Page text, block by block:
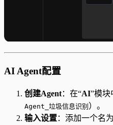
AI Agent配置
创建Agent：在“AI”模块
Agent_垃圾信息识别）。
输入设置：添加一个名为